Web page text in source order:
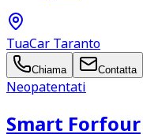
TuaCar Taranto
Chiama Contatta
Neopatentati
Smart Forfour